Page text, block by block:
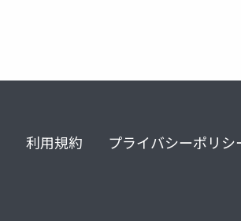
利用規約 プライバシーポリシ